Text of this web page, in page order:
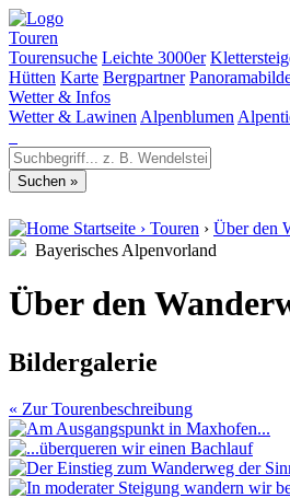
Touren
Tourensuche Leichte 3000er
Hütten Karte Bergpartner
Wetter & Infos
Wetter & Lawinen Alpenblumen
Startseite › Touren › Über den
Bayerisches Alpenvorland
Über den
Bildergalerie
« Zur Tourenbeschreibung